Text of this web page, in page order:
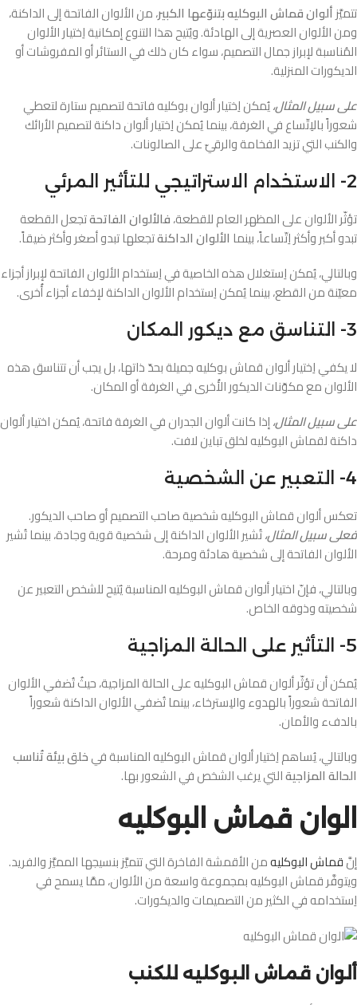
تتميَّزألوان قماش البوكليه بتنوّعها الكبير، من الألوان الفاتحة إلى الداكنة،
ومن الألوان العصرية إلى الهادئة. ويُتيح هذا التنوع إمكانية اِختيار الألوان
المُناسبة لإبراز جمال التصميم، سواء كان ذلك في الستائر أو المفروشات أو
الديكورات المنزلية.
على سبيل المثال،يُمكن اِختيار ألوان بوكليه فاتحة لتصميم ستارة لتعطي
شعوراً بالاِتّساع في الغرفة، بينما يُمكن اِختيار ألوان داكنة لتصميم الأرائك
والكنب التي تزيد الفخامة والرقيّ على الصالونات.
2- الاستخدام الاستراتيجي للتأثير المرئي
تؤثّر الألوان على المظهر العام للقطعة،فالألوان الفاتحةتجعل القطعة
تبدو أكبر وأكثر اِتّساعاً، بينما الألوان الداكنةتجعلها تبدو أصغر وأكثر ضيقاً.
وبالتالي، يُمكن اِستغلال هذه الخاصية في اِستخدام الألوان الفاتحة لإبراز أجزاء
معيّنة من القطع، بينما يُمكن اِستخدام الألوان الداكنة لإخفاء أجزاء أُخرى.
3- التناسق مع ديكور المكان
لا يكفي اِختيار ألوان قماش بوكليه جميلة بحدّ ذاتها، بل يجب أن تتناسق هذه
الألوان مع مكوّنات الديكور الأُخرى في الغرفة أو المكان.
على سبيل المثال،إذا كانت ألوان الجدران في الغرفة فاتحة، يُمكن اختيار ألوان
داكنة لقماش البوكليه لخلق تباين لافت.
4- التعبير عن الشخصية
تعكس ألوان قماش البوكليه شخصية صاحب التصميم أو صاحب الديكور.
فعلى سبيل المثال،تُشير الألوان الداكنة إلى شخصية قوية وجادة، بينما تُشير
الألوان الفاتحة إلى شخصية هادئة ومرحة.
وبالتالي، فإنّ اختيار ألوان قماش البوكليه المناسبة يُتيح للشخص التعبير عن
شخصيته وذوقه الخاص.
5- التأثير على الحالة المزاجية
يُمكن أن تؤثّر ألوان قماش البوكليه على الحالة المزاجية، حيثُ تُضفي الألوان
الفاتحة شعوراً بالهدوء والاِسترخاء، بينما تُضفي الألوان الداكنة شعوراً
بالدفء والأمان.
وبالتالي، يُساهم اِختيار ألوان قماش البوكليه المناسبة فيخلق بيئة تُناسب
الحالة المزاجيةالتي يرغب الشخص في الشعور بها.
الوان قماش البوكليه
إنَّقماش البوكليهمن الأقمشة الفاخرة التي تتميَّز بنسيجها المميَّز والفريد.
ويتوفَّر قماش البوكليه بمجموعة واسعة من الألوان، ممَّا يسمح في
اِستخدامه في الكثير من التصميمات والديكورات.
ألوان قماش البوكليه للكنب